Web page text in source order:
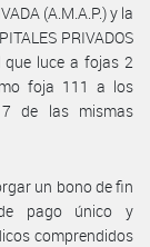
(A.M.A.P.) y la
PRIVADOS
que luce a fojas 2
foja 111 a los
de las mismas
un bono de fin
pago único y
comprendidos